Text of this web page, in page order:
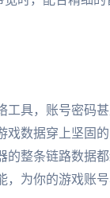
工具，账号密码
戏数据穿上坚固
的整条链路数据
，为你的游戏账